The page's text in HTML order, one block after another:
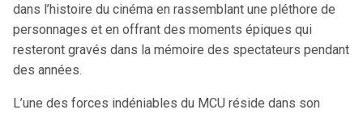
dans l’histoire du cinéma en rassemblant une pléthore de
personnages et en offrant des moments épiques qui
resteront gravés dans la mémoire des spectateurs pendant
des années.
L’une des forces indéniables du MCU réside dans son